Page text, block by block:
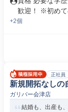
歓迎！ ※初めて
+2個
正社員
新規開拓なしの
ガリバー会津店
結婚も、出産も